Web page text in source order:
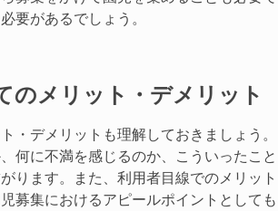
要があるでしょう。
のメリット・デメリット
・デメリットも理解しておきましょう。
何に不満を感じるのか、こういったこと
ります。また、利用者目線でのメリット
募集におけるアピールポイントとしても